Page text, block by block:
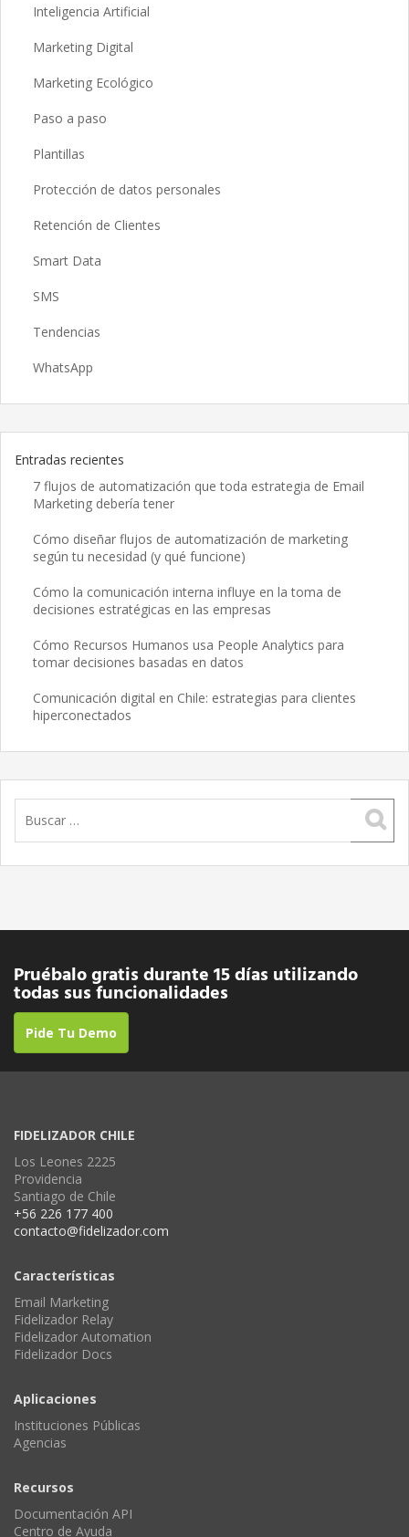
Inteligencia Artificial
Marketing Digital
Marketing Ecológico
Paso a paso
Plantillas
Protección de datos personales
Retención de Clientes
Smart Data
SMS
Tendencias
WhatsApp
Entradas recientes
7 flujos de automatización que toda estrategia de Email
Marketing debería tener
Cómo diseñar flujos de automatización de marketing
según tu necesidad (y qué funcione)
Cómo la comunicación interna influye en la toma de
decisiones estratégicas en las empresas
Cómo Recursos Humanos usa People Analytics para
tomar decisiones basadas en datos
Comunicación digital en Chile: estrategias para clientes
hiperconectados
Pruébalo gratis durante 15 días utilizando
todas sus funcionalidades
Pide Tu Demo
FIDELIZADOR CHILE
Los Leones 2225
Providencia
Santiago de Chile
+56 226 177 400
contacto@fidelizador.com
Características
Email Marketing
Fidelizador Relay
Fidelizador Automation
Fidelizador Docs
Aplicaciones
Instituciones Públicas
Agencias
Recursos
Documentación API
Centro de Ayuda